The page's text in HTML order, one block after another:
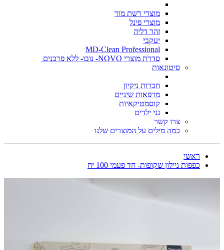
מוצרי רשת מור
מוצרי פינל
זהר דליה
יעקבי
MD-Clean Professional
סדרת מוצרי NOVO- נובו- ללא פרבנים
סיטונאות
חברות ניקיון
מרפאות שיניים
קוסמטיקאיות
גני ילדים
צרו קשר
כמה מילים על המוצרים שלנו
ראשי
כפפות ניילון שקופות- חד פעמי 100 יח